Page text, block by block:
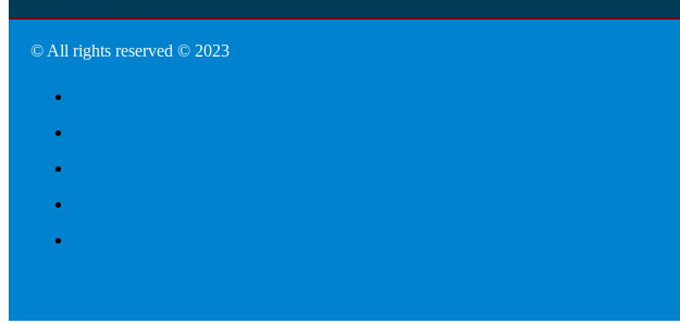
© All rights reserved © 2023